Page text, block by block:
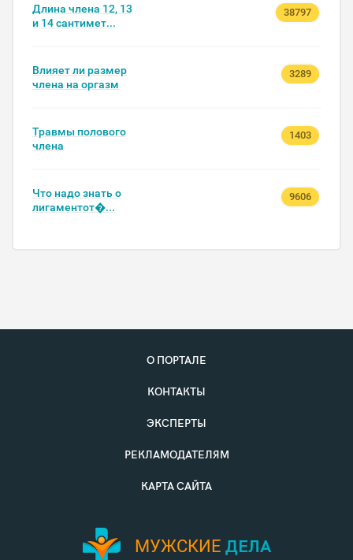
Длина члена 12, 13
и 14 сантимет...
38797
Влияет ли размер
члена на оргазм
3289
Травмы полового
члена
1403
Что надо знать о
лигаментот�...
9606
О ПОРТАЛЕ
КОНТАКТЫ
ЭКСПЕРТЫ
РЕКЛАМОДАТЕЛЯМ
КАРТА САЙТА
МУЖСКИЕ ДЕЛА